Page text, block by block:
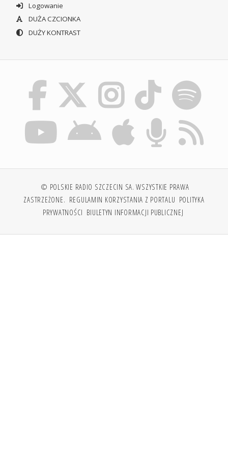
Logowanie
DUŻA CZCIONKA
DUŻY KONTRAST
© POLSKIE RADIO SZCZECIN SA. WSZYSTKIE PRAWA
ZASTRZEŻONE. REGULAMIN KORZYSTANIA Z PORTALU POLITYKA
PRYWATNOŚCI BIULETYN INFORMACJI PUBLICZNEJ